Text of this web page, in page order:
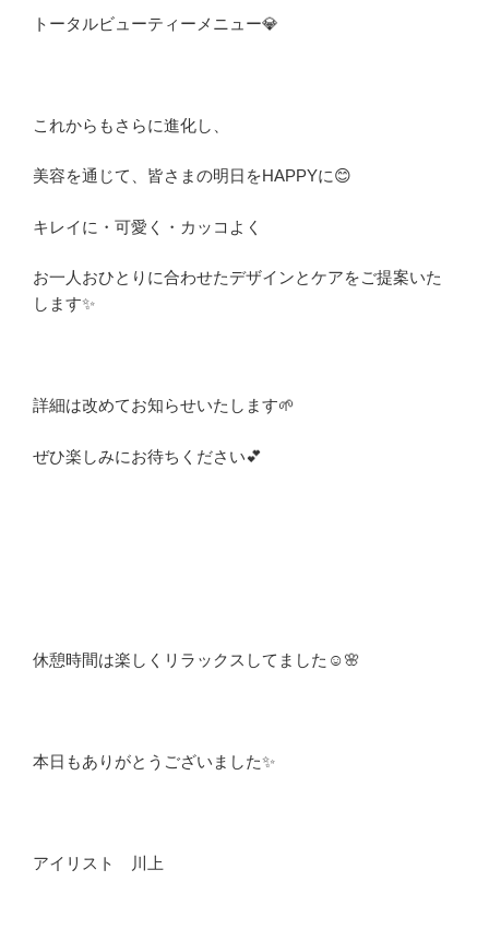
トータルビューティーメニュー💎
これからもさらに進化し、
美容を通じて、皆さまの明日をHAPPYに😊
キレイに・可愛く・カッコよく
お一人おひとりに合わせたデザインとケアをご提案いた
します✨
詳細は改めてお知らせいたします🌱
ぜひ楽しみにお待ちください💕
休憩時間は楽しくリラックスしてました☺️🌸
本日もありがとうございました✨
アイリスト 川上